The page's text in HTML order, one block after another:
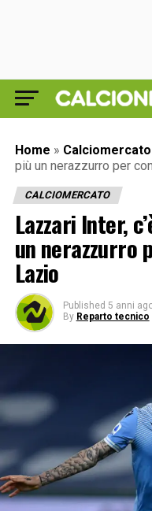
Home » Calciomercato
più un nerazzurro per
CALCIOMERCATO
Lazzari Inter,
un nerazzurro
Lazio
Published 5 anni
By Reparto tecnico